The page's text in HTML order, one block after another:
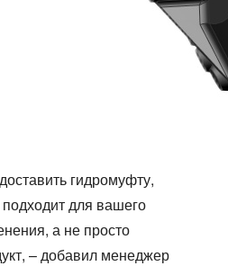
гидромуфту,
для вашего
а не просто
– добавил менеджер